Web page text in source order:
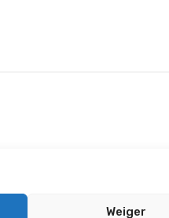
Weiger